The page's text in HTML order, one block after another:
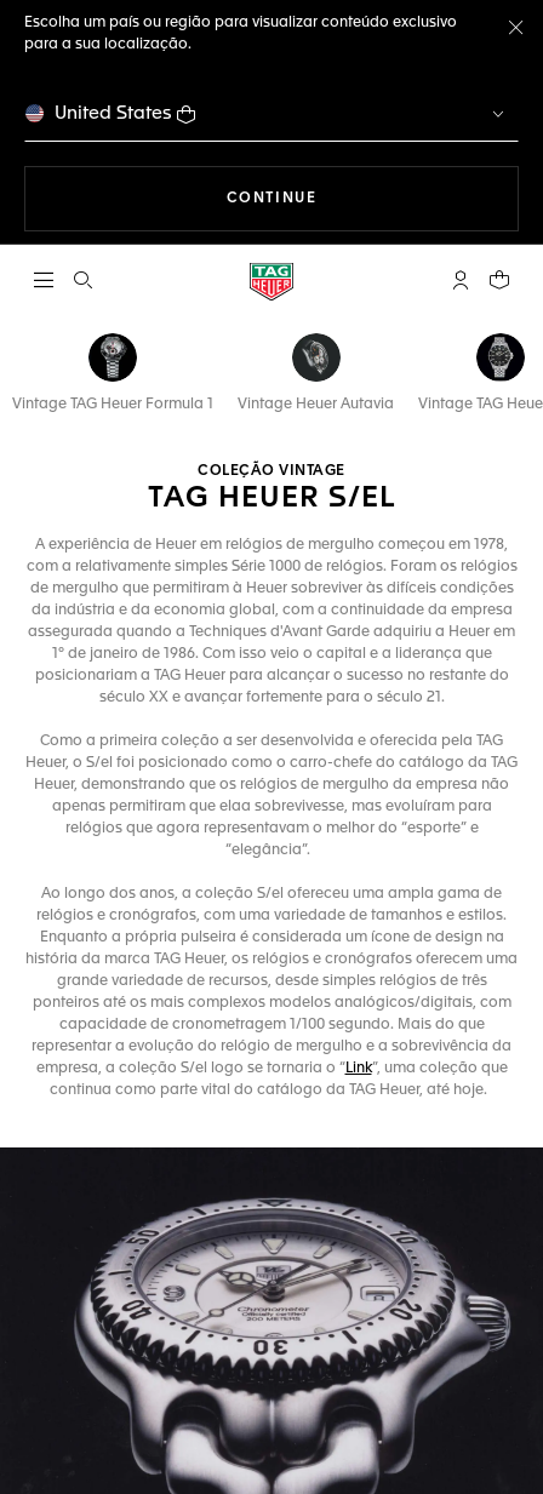
Escolha um país ou região para visualizar conteúdo exclusivo
para a sua localização.
United States
CONTINUE
Abrir a busca Conta My
Seu
Vintage TAG Heuer Formula 1 Vintage Heuer Autavia Vintage TAG
COLEÇÃO VINTAGE
TAG HEUER S/EL
A experiência de Heuer em relógios de mergulho começou em 1978,
com a relativamente simples Série 1000 de relógios. Foram os relógios
de mergulho que permitiram à Heuer sobreviver às difíceis condições
da indústria e da economia global, com a continuidade da empresa
assegurada quando a Techniques d'Avant Garde adquiriu a Heuer em
1º de janeiro de 1986. Com isso veio o capital e a liderança que
posicionariam a TAG Heuer para alcançar o sucesso no restante do
século XX e avançar fortemente para o século 21.
Como a primeira coleção a ser desenvolvida e oferecida pela TAG
Heuer, o S/el foi posicionado como o carro-chefe do catálogo da TAG
Heuer, demonstrando que os relógios de mergulho da empresa não
apenas permitiram que elaa sobrevivesse, mas evoluíram para
relógios que agora representavam o melhor do “esporte” e
“elegância”.
Ao longo dos anos, a coleção S/el ofereceu uma ampla gama de
relógios e cronógrafos, com uma variedade de tamanhos e estilos.
Enquanto a própria pulseira é considerada um ícone de design na
história da marca TAG Heuer, os relógios e cronógrafos oferecem uma
grande variedade de recursos, desde simples relógios de três
ponteiros até os mais complexos modelos analógicos/digitais, com
capacidade de cronometragem 1/100 segundo. Mais do que
representar a evolução do relógio de mergulho e a sobrevivência da
empresa, a coleção S/el logo se tornaria o “Link”, uma coleção que
continua como parte vital do catálogo da TAG Heuer, até hoje.